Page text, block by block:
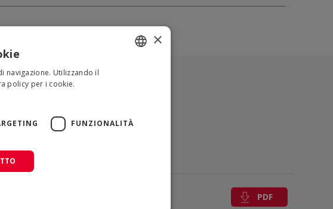
PDF
×
navigazione. Utilizzando il
policy per i cookie.
FUNZIONALITÀ